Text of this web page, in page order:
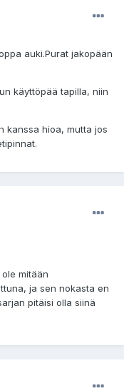
auki.Purat jakopään
käyttöpää tapilla, niin
kanssa hioa, mutta jos
mitään
ja sen nokasta en
pitäisi olla siinä